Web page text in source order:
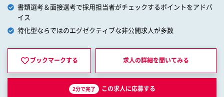
書類選考＆面接選考で採用担当者がチェックするポイントをアドバ
イス
特化型ならではのエグゼクティブな非公開求人が多数
ブックマークする 求人の詳細を聞いてみる
2分で完了 この求人に応募する